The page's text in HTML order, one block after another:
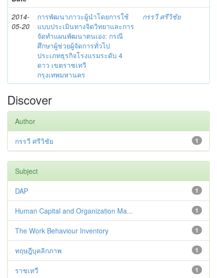
2014-
05-20
การพัฒนาภาวะผู้นำโดยการใช้
แบบประเมินทางจิตวิทยาและการ
จัดทำแผนพัฒนาตนเอง: กรณี
ศึกษาผู้ช่วยผู้จัดการทั่วไป
ประเภทธุรกิจโรงแรมระดับ 4
ดาว เขตราชเทวี
กรุงเทพมหานคร
กรรวี ศรีวิชัย
Discover
Author
1
กรรวี ศรีวิชัย
Subject
1
DAP
1
Human Capital and Organization Ma...
1
The Work Behaviour Inventory
1
ทฤษฎีบุคลิกภาพ
1
ราชเทวี